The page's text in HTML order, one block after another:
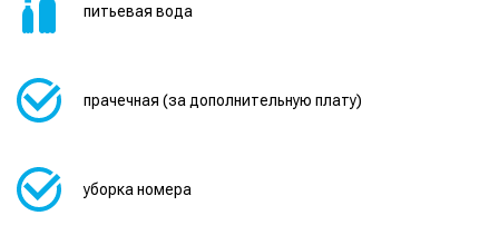
питьевая вода
прачечная (за дополнительную плату)
уборка номера